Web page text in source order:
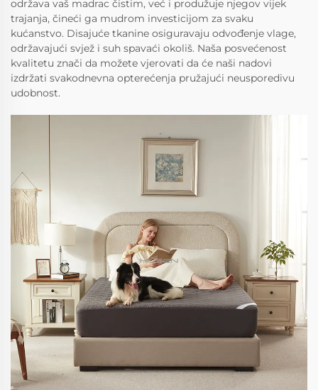
održava vaš madrac čistim, već i produžuje njegov vijek
trajanja, čineći ga mudrom investicijom za svaku
kućanstvo. Disajuće tkanine osiguravaju odvođenje vlage,
održavajući svjež i suh spavaći okoliš. Naša posvećenost
kvalitetu znači da možete vjerovati da će naši nadovi
izdržati svakodnevna opterećenja pružajući neusporedivu
udobnost.